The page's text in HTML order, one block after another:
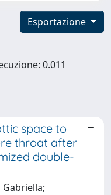
Esportazione
0.011
space to
throat after
double-